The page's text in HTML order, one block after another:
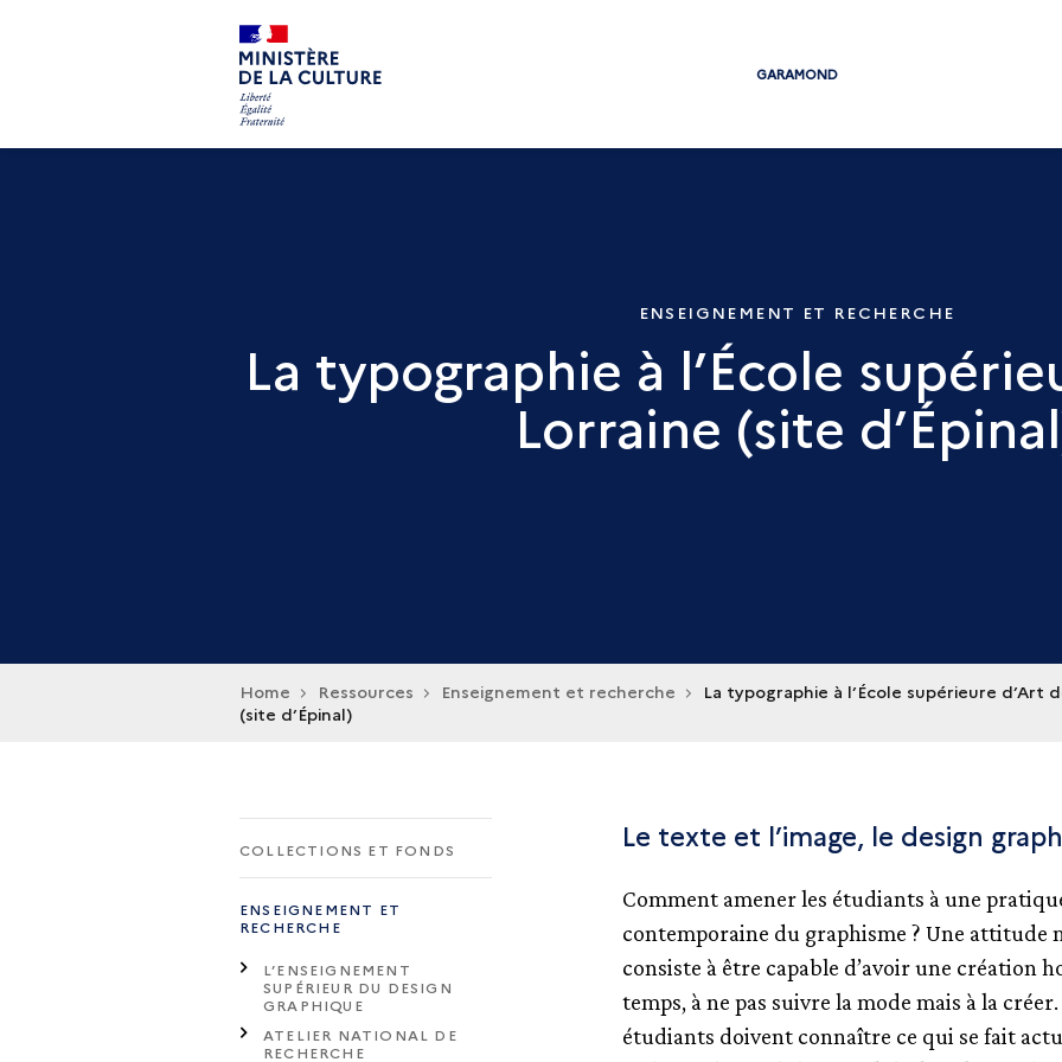
GARAMOND
ENSEIGNEMENT ET RECHERCHE
La typographie à l’École
Lorraine (site
Home Ressources Enseignement et recherche
La typographie à l’École supérieure d’Art
(site d’Épinal)
COLLECTIONS ET FONDS
ENSEIGNEMENT ET
RECHERCHE
L’ENSEIGNEMENT
SUPÉRIEUR DU DESIGN
GRAPHIQUE
ATELIER NATIONAL DE
RECHERCHE
Le texte et l’image, le design
Comment amener les étudiants à une
contemporaine du graphisme ? Une attitude
consiste à être capable d’avoir une création
temps, à ne pas suivre la mode mais à la créer.
étudiants doivent connaître ce qui se fait